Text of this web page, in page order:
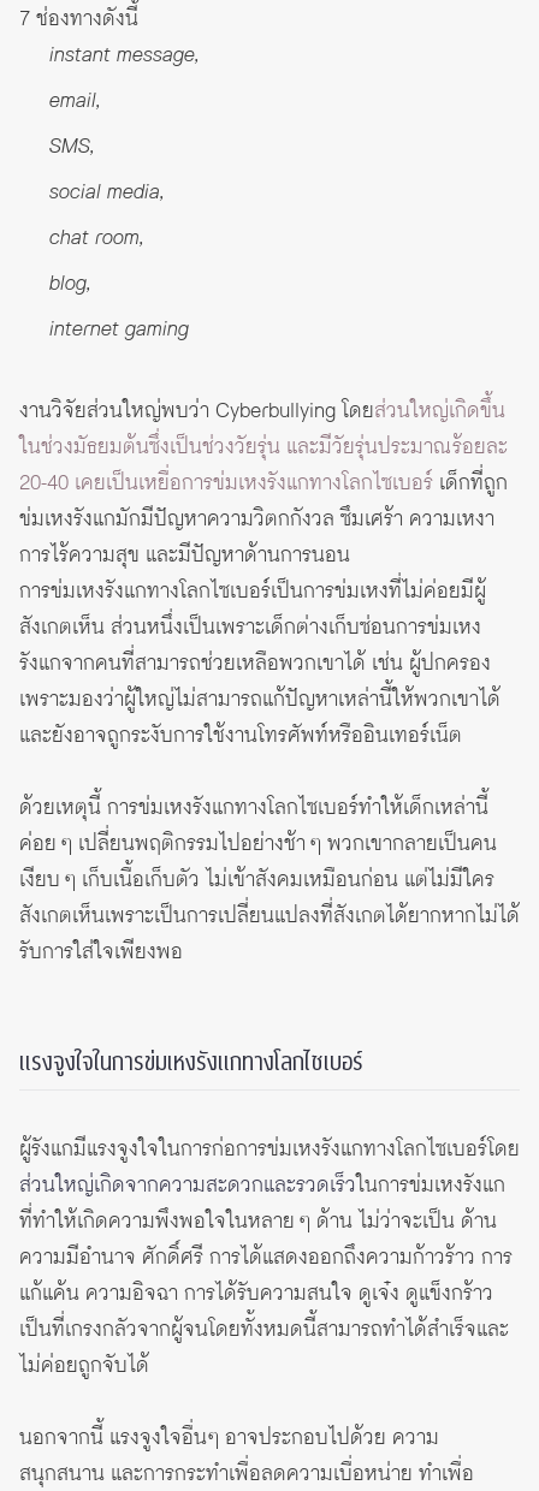
7 ช่องทางดังนี้
instant message,
email,
SMS,
social media,
chat room,
blog,
internet gaming
งานวิจัยส่วนใหญ่พบว่า Cyberbullying โดยส่วนใหญ่เกิดขึ้น
ในช่วงมัธยมต้นซึ่งเป็นช่วงวัยรุ่น และมีวัยรุ่นประมาณร้อยละ
20-40 เคยเป็นเหยื่อการข่มเหงรังแกทางโลกไซเบอร์ เด็กที่ถูก
ข่มเหงรังแกมักมีปัญหาความวิตกกังวล ซึมเศร้า ความเหงา
การไร้ความสุข และมีปัญหาด้านการนอน
การข่มเหงรังแกทางโลกไซเบอร์เป็นการข่มเหงที่ไม่ค่อยมีผู้
สังเกตเห็น ส่วนหนึ่งเป็นเพราะเด็กต่างเก็บซ่อนการข่มเหง
รังแกจากคนที่สามารถช่วยเหลือพวกเขาได้ เช่น ผู้ปกครอง
เพราะมองว่าผู้ใหญ่ไม่สามารถแก้ปัญหาเหล่านี้ให้พวกเขาได้
และยังอาจถูกระงับการใช้งานโทรศัพท์หรืออินเทอร์เน็ต
ด้วยเหตุนี้ การข่มเหงรังแกทางโลกไซเบอร์ทำให้เด็กเหล่านี้
ค่อย ๆ เปลี่ยนพฤติกรรมไปอย่างช้า ๆ พวกเขากลายเป็นคน
เงียบ ๆ เก็บเนื้อเก็บตัว ไม่เข้าสังคมเหมือนก่อน แต่ไม่มีใคร
สังเกตเห็นเพราะเป็นการเปลี่ยนแปลงที่สังเกตได้ยากหากไม่ได้
รับการใส่ใจเพียงพอ
แรงจูงใจในการข่มเหงรังแกทางโลกไซเบอร์
ผู้รังแกมีแรงจูงใจในการก่อการข่มเหงรังแกทางโลกไซเบอร์โดย
ส่วนใหญ่เกิดจากความสะดวกและรวดเร็วในการข่มเหงรังแก
ที่ทำให้เกิดความพึงพอใจในหลาย ๆ ด้าน ไม่ว่าจะเป็น ด้าน
ความมีอำนาจ ศักดิ์ศรี การได้แสดงออกถึงความก้าวร้าว การ
แก้แค้น ความอิจฉา การได้รับความสนใจ ดูเจ๋ง ดูแข็งกร้าว
เป็นที่เกรงกลัวจากผู้จนโดยทั้งหมดนี้สามารถทำได้สำเร็จและ
ไม่ค่อยถูกจับได้
นอกจากนี้ แรงจูงใจอื่นๆ อาจประกอบไปด้วย ความ
สนุกสนาน และการกระทำเพื่อลดความเบื่อหน่าย ทำเพื่อ